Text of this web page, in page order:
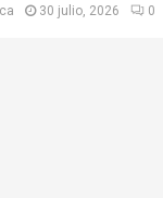
30 julio, 2026 0